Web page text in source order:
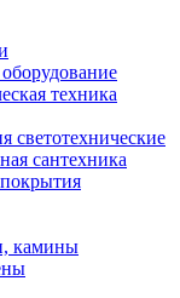
техника
светотехнические
сантехника
камины